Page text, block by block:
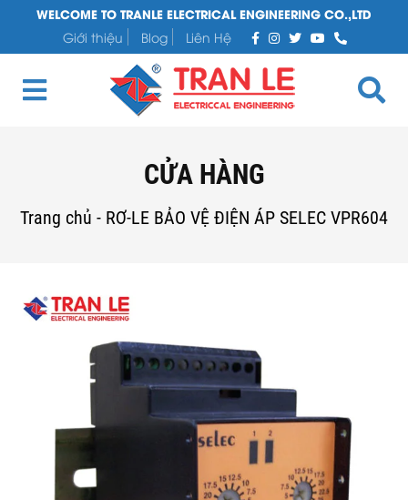
WELCOME TO TRANLE ELECTRICAL ENGINEERING CO.,LTD
Giới thiệu
Blog Liên Hệ
CỬA HÀNG
Trang chủ - RƠ-LE BẢO VỆ ĐIỆN ÁP SELEC VPR604